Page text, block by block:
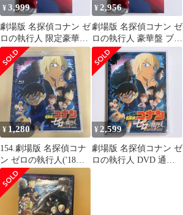
¥3,999
劇場版 名探偵コナン ゼ
ロの執行人 限定豪華盤
ブルーレイ DVD 映画
美品！
¥2,956
劇場版 名探偵コナン ゼ
ロの執行人 豪華盤 ブル
ーレイ DVD 美品！ 映
画
¥ 1,280
154.劇場版 名探偵コナ
ン ゼロの執行人('18小
学館/読売テレビ/日本テ
レビ
¥2,599
劇場版 名探偵コナン ゼ
ロの執行人 DVD 通常